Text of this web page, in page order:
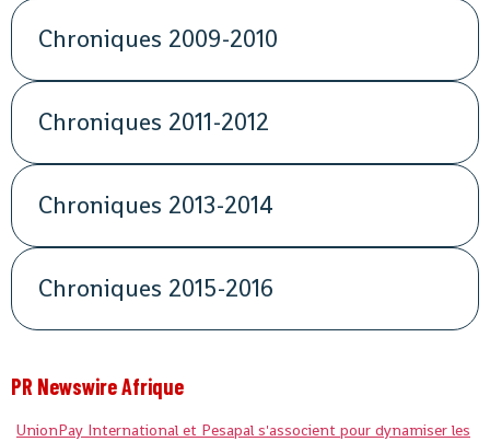
Chroniques 2009-2010
Chroniques 2011-2012
Chroniques 2013-2014
Chroniques 2015-2016
PR Newswire Afrique
UnionPay International et Pesapal s'associent pour dynamiser les